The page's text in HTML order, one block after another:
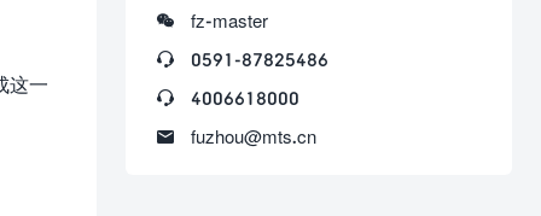
这一

fz-master

0591-87825486

4006618000

fuzhou@mts.cn